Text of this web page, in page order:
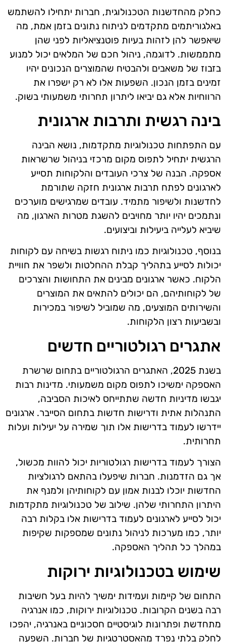
כחלק מהחדשנות הטכנולוגית, חברות יתחילו להשתמש
באלגוריתמים מתקדמים לניתוח נתונים בזמן אמת, מה
שיאפשר להן לזהות בעיות פוטנציאליות לפני שהן
מתממשות. לדוגמה, ניהול חכם של המלאים יכול למנוע
בזבוז של משאבים ולהבטיח שהמוצרים הנכונים יהיו
זמינים בזמן הנכון. השפעות אלו לא רק ישפרו את
הרווחיות אלא גם יביאו ליתרון תחרותי משמעותי בשוק.
בינה רגשית ותרבות ארגונית
עם התפתחות טכנולוגיות מתקדמות, נושא הבינה
הרגשית יתחיל לתפוס מקום מרכזי בניהול שרשראות
אספקה. הבנה של צרכי העובדים והלקוחות תסייע
לארגונים לפתח תרבות ארגונית חזקה שתורמת
לחדשנות ולשיפור מתמיד. עובדים שמרגישים מוערכים
ונתמכים יהיו יותר מחויבים להשגת מטרות הארגון, מה
שיביא לעלייה ביעילות וביצועים.
בנוסף, טכנולוגיות כמו ניתוח רגשות בשיחה עם לקוחות
יכולות לסייע בתהליך קבלת ההחלטות ולשפר את חוויית
הלקוח. כאשר ארגונים מבינים את התחושות והצרכים
של לקוחותיהם, הם יכולים להתאים את המוצרים
והשירותים המוצעים, מה שמוביל לשיפור במכירות
ובשביעות רצון הלקוחות.
אתגרים רגולטוריים חדשים
בשנת 2025, האתגרים הרגולטוריים בתחום שרשרת
האספקה ימשיכו לתפוס מקום משמעותי. מדינות רבות
יגבשו מדיניות חדשה שתתייחס לאיכות הסביבה,
התנהלות אתית ודרישות חדשות בתחום הסייבר. ארגונים
יידרשו לעמוד בדרישות אלו תוך שמירה על יעילות ועלות
תחרותית.
הצורך לעמוד בדרישות רגולטוריות יכול להוות מכשול,
אך גם הזדמנות. חברות שיפעלו בהתאם לרגולציות
החדשות יוכלו לבנות אמון עם לקוחותיהן ולמנף את
היתרון התחרותי שלהן. שילוב של טכנולוגיות מתקדמות
יכול לסייע לארגונים לעמוד בדרישות אלו בקלות רבה
יותר, כמו מערכות לניהול נתונים שמספקות שקיפות
במהלך כל תהליך האספקה.
שימוש בטכנולוגיות ירוקות
התחום של קיימות ועמידות ימשיך להיות בעל חשיבות
רבה בשנים הקרובות. טכנולוגיות ירוקות, כמו אנרגיה
מתחדשת ופתרונות לוגיסטיים חסכוניים באנרגיה, יהפכו
לחלק בלתי נפרד מהאסטרטגיות של חברות. השפעה